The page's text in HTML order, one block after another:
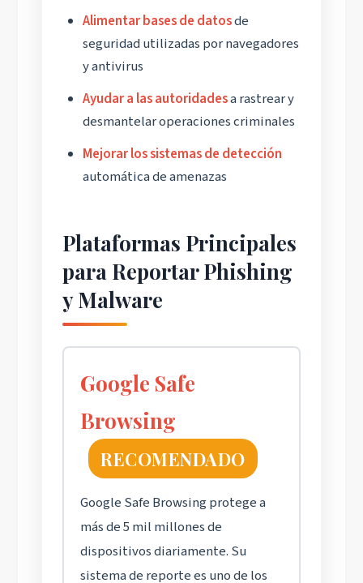
Alimentar bases de datosde
seguridad utilizadas por navegadores
y antivirus
Ayudar a las autoridadesa rastrear y
desmantelar operaciones criminales
Mejorar los sistemas de detección
automática de amenazas
Plataformas Principales
para Reportar Phishing
y Malware
Google Safe
Browsing
RECOMENDADO
Google Safe Browsing protege a
más de 5 mil millones de
dispositivos diariamente. Su
sistema de reporte es uno de los